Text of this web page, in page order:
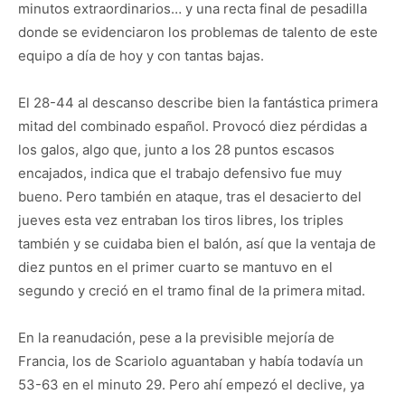
minutos extraordinarios… y una recta final de pesadilla
donde se evidenciaron los problemas de talento de este
equipo a día de hoy y con tantas bajas.
El 28-44 al descanso describe bien la fantástica primera
mitad del combinado español. Provocó diez pérdidas a
los galos, algo que, junto a los 28 puntos escasos
encajados, indica que el trabajo defensivo fue muy
bueno. Pero también en ataque, tras el desacierto del
jueves esta vez entraban los tiros libres, los triples
también y se cuidaba bien el balón, así que la ventaja de
diez puntos en el primer cuarto se mantuvo en el
segundo y creció en el tramo final de la primera mitad.
En la reanudación, pese a la previsible mejoría de
Francia, los de Scariolo aguantaban y había todavía un
53-63 en el minuto 29. Pero ahí empezó el declive, ya